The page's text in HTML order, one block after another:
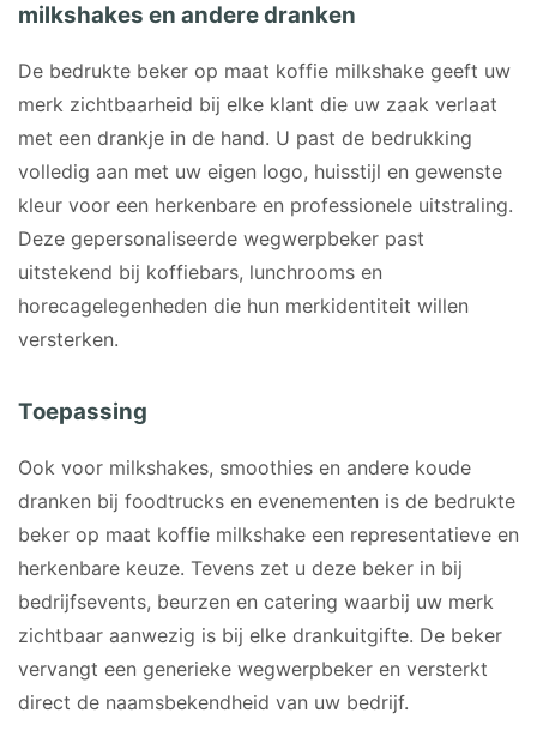
milkshakes en andere dranken
De bedrukte beker op maat koffie milkshake geeft uw
merk zichtbaarheid bij elke klant die uw zaak verlaat
met een drankje in de hand. U past de bedrukking
volledig aan met uw eigen logo, huisstijl en gewenste
kleur voor een herkenbare en professionele uitstraling.
Deze gepersonaliseerde wegwerpbeker past
uitstekend bij koffiebars, lunchrooms en
horecagelegenheden die hun merkidentiteit willen
versterken.
Toepassing
Ook voor milkshakes, smoothies en andere koude
dranken bij foodtrucks en evenementen is de bedrukte
beker op maat koffie milkshake een representatieve en
herkenbare keuze. Tevens zet u deze beker in bij
bedrijfsevents, beurzen en catering waarbij uw merk
zichtbaar aanwezig is bij elke drankuitgifte. De beker
vervangt een generieke wegwerpbeker en versterkt
direct de naamsbekendheid van uw bedrijf.